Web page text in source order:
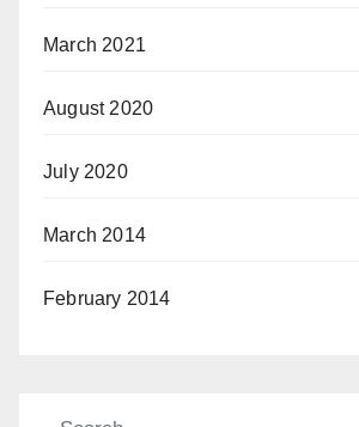
March 2021
August 2020
July 2020
March 2014
February 2014